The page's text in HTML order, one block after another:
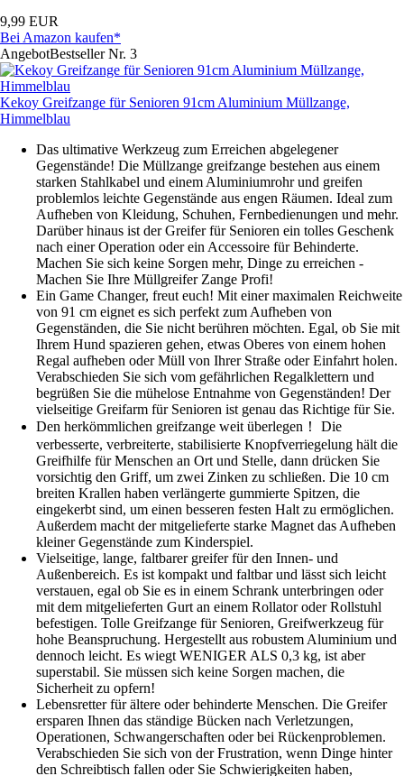
9,99 EUR
Bei Amazon kaufen*
AngebotBestseller Nr. 3
Kekoy Greifzange für Senioren 91cm Aluminium Müllzange,
Himmelblau
Das ultimative Werkzeug zum Erreichen abgelegener
Gegenstände! Die Müllzange greifzange bestehen aus einem
starken Stahlkabel und einem Aluminiumrohr und greifen
problemlos leichte Gegenstände aus engen Räumen. Ideal zum
Aufheben von Kleidung, Schuhen, Fernbedienungen und mehr.
Darüber hinaus ist der Greifer für Senioren ein tolles Geschenk
nach einer Operation oder ein Accessoire für Behinderte.
Machen Sie sich keine Sorgen mehr, Dinge zu erreichen -
Machen Sie Ihre Müllgreifer Zange Profi!
Ein Game Changer, freut euch! Mit einer maximalen Reichweite
von 91 cm eignet es sich perfekt zum Aufheben von
Gegenständen, die Sie nicht berühren möchten. Egal, ob Sie mit
Ihrem Hund spazieren gehen, etwas Oberes von einem hohen
Regal aufheben oder Müll von Ihrer Straße oder Einfahrt holen.
Verabschieden Sie sich vom gefährlichen Regalklettern und
begrüßen Sie die mühelose Entnahme von Gegenständen! Der
vielseitige Greifarm für Senioren ist genau das Richtige für Sie.
Den herkömmlichen greifzange weit überlegen！ Die
verbesserte, verbreiterte, stabilisierte Knopfverriegelung hält die
Greifhilfe für Menschen an Ort und Stelle, dann drücken Sie
vorsichtig den Griff, um zwei Zinken zu schließen. Die 10 cm
breiten Krallen haben verlängerte gummierte Spitzen, die
eingekerbt sind, um einen besseren festen Halt zu ermöglichen.
Außerdem macht der mitgelieferte starke Magnet das Aufheben
kleiner Gegenstände zum Kinderspiel.
Vielseitige, lange, faltbarer greifer für den Innen- und
Außenbereich. Es ist kompakt und faltbar und lässt sich leicht
verstauen, egal ob Sie es in einem Schrank unterbringen oder
mit dem mitgelieferten Gurt an einem Rollator oder Rollstuhl
befestigen. Tolle Greifzange für Senioren, Greifwerkzeug für
hohe Beanspruchung. Hergestellt aus robustem Aluminium und
dennoch leicht. Es wiegt WENIGER ALS 0,3 kg, ist aber
superstabil. Sie müssen sich keine Sorgen machen, die
Sicherheit zu opfern!
Lebensretter für ältere oder behinderte Menschen. Die Greifer
ersparen Ihnen das ständige Bücken nach Verletzungen,
Operationen, Schwangerschaften oder bei Rückenproblemen.
Verabschieden Sie sich von der Frustration, wenn Dinge hinter
den Schreibtisch fallen oder Sie Schwierigkeiten haben,